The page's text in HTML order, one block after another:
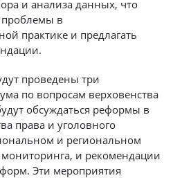
и анализа данных, что
проблемы в
практике и предлагать
проведены три
по вопросам верховенства
обсуждаться реформы в
права и уголовного
и региональном
мониторинга, и рекомендации
Эти мероприятия